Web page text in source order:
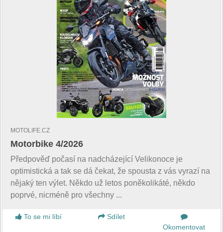
MOTOLIFE.CZ
Motorbike 4/2026
Předpověď počasí na nadcházející Velikonoce je
optimistická a tak se dá čekat, že spousta z vás vyrazí na
nějaký ten výlet. Někdo už letos poněkolikáté, někdo
poprvé, nicméně pro všechny ...
To se mi líbí
Sdílet
Okomentovat